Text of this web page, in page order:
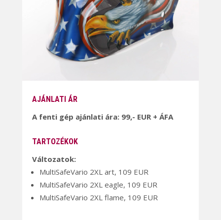
AJÁNLATI ÁR
A fenti gép ajánlati ára: 99,- EUR + ÁFA
TARTOZÉKOK
Változatok:
MultiSafeVario 2XL art, 109 EUR
MultiSafeVario 2XL eagle, 109 EUR
MultiSafeVario 2XL flame, 109 EUR